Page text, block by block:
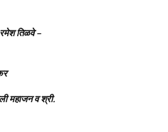
तिळवे –
महाजन व श्री.